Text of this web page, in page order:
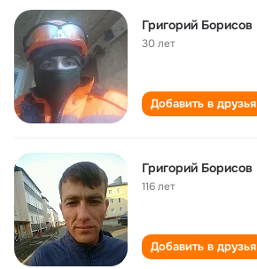
Григорий Борисов
30 лет
Добавить в друзья
Григорий Борисов
116 лет
Добавить в друзья